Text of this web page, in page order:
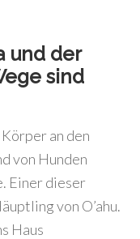
und der
sind
an den
von Hunden
Einer dieser
von O’ahu.
Haus